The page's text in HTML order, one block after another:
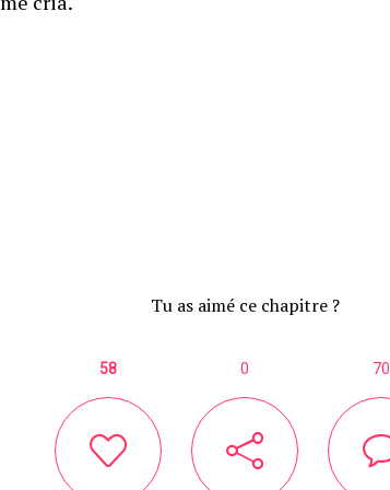
Tu as aimé ce chapitre ?
58 0 70